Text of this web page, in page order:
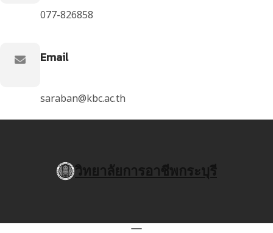
077-826858
Email
saraban@kbc.ac.th
วิทยาลัยการอาชีพกระบุรี